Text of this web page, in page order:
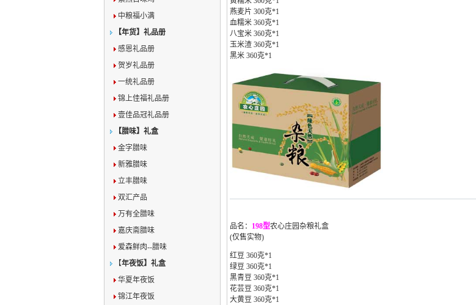
中粮福小满
【年货】礼品册
感恩礼品册
贺岁礼品册
一统礼品册
锦上佳福礼品册
壹佳品冠礼品册
【腊味】礼盒
金字腊味
新雅腊味
立丰腊味
双汇产品
万有全腊味
嘉庆斋腊味
爱森鲜肉--腊味
【年夜饭】礼盒
华夏年夜饭
锦江年夜饭
燕麦片 300克*1
血糯米 360克*1
八宝米 360克*1
玉米渣 360克*1
黑米 360克*1
品名： 198型农心庄园杂粮礼盒
(仅售实物)
红豆 360克*1
绿豆 360克*1
黑青豆 360克*1
花芸豆 360克*1
大黄豆 360克*1